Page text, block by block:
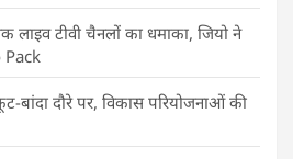
टीवी चैनलों का धमाका, जियो ने
Pack
बांदा दौरे पर, विकास परियोजनाओं की